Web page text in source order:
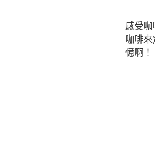
感受
咖啡
憶啊！